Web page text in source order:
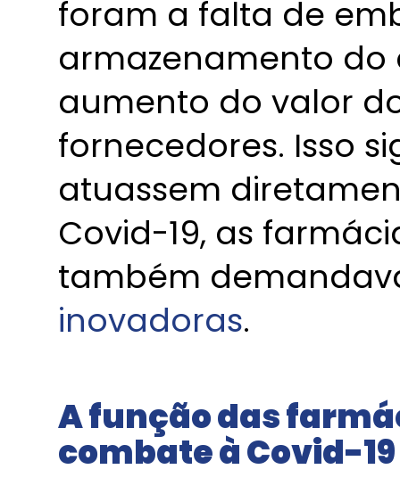
foram a falta de
armazenamento do
aumento do valor
fornecedores. Isso
atuassem
Covid-19, as
também
inovadoras.
A função das
combate à Covid-19